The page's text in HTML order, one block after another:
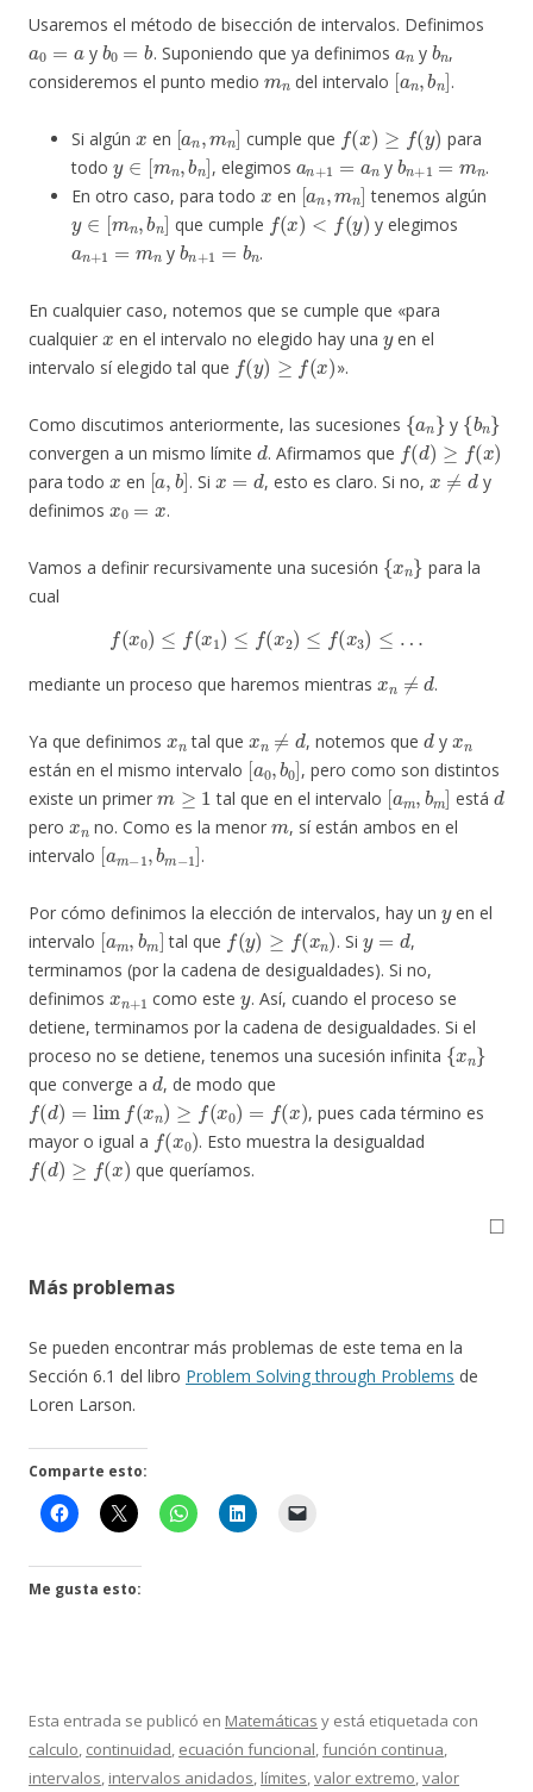
Usaremos el método de bisección de intervalos. Definimos
a0=a
y
b0 =b
. Suponiendo que ya definimos
an
y
bn
,
consideremos el punto medio
mn
del intervalo
[an, bn
.
Si algún en
[ n
cumple que
x ≥
para
todo
y∈[mn,bn]
, elegimos
a n+1=an
y
bn+1 =mn
.
En otro caso, para todo
x
en
[an, m n]
tenemos algún
y∈[mn,bn]
que cumple
f (x)<f(y)
y elegimos
a n+ 1=mn
y
bn +1=bn
.
En cualquier caso, notemos que se cumple que «para
cualquier
x
en el intervalo no elegido hay una
y
en el
intervalo sí elegido tal que
f(y )≥f(x)
».
Como discutimos anteriormente, las sucesiones
{a n}
y
{b n
convergen a un mismo límite
d
. Afirmamos que
f (d)≥ f(x)
para todo
x
en
[a,b]
. Si
x=d
, esto es claro. Si no,
x ≠d
y
definimos
x 0= x
.
Vamos a definir recursivamente una sucesión
{x }
para la
cual
f (x 0)≤f x 1)≤ f(x2 ) ≤f( x3)≤ …
mediante un proceso que haremos mientras
d
.
Ya que definimos tal que
d
, notemos que
d
y
están en el mismo intervalo
[a0,b0]
, pero como son distintos
existe un primer
m ≥1
tal que en el intervalo
[am,bm]
está
d
pero
x n
no. Como es la menor
m
, sí están ambos en el
intervalo
[a m−1,bm− 1]
.
Por cómo definimos la elección de intervalos, hay un
en el
intervalo
[ am,bm]
tal que
f(y)≥f (xn)
. Si
y=d
,
terminamos (por la cadena de desigualdades). Si no,
definimos
xn+1
como este
y
. Así, cuando el proceso se
detiene, terminamos por la cadena de desigualdades. Si el
proceso no se detiene, tenemos una sucesión infinita
{xn}
que converge a
d
, de modo que
f(d)=limf(xn)≥f( x0 )=f(x)
, pues cada término es
mayor o igual a
f(x 0)
. Esto muestra la desigualdad
f(d)≥f (x )
que queríamos.
◻
Más problemas
Se pueden encontrar más problemas de este tema en la
Sección 6.1 del libro Problem Solving through Problems de
Loren Larson.
Comparte esto:
Me gusta esto:
Esta entrada se publicó en Matemáticas y está etiquetada con
calculo, continuidad, ecuación funcional,función continua,
intervalos, intervalos anidados, límites,valor extremo,valor